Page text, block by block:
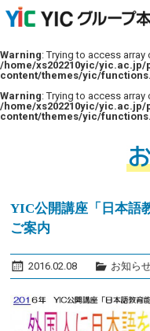
Warning: Trying to access
/home/xs202210yic/
content/themes/yic/
Warning: Trying to access
/home/xs202210yic/
content/themes/yic/
YIC公開講座「日本語
ご案内
2016.02.08 お知ら